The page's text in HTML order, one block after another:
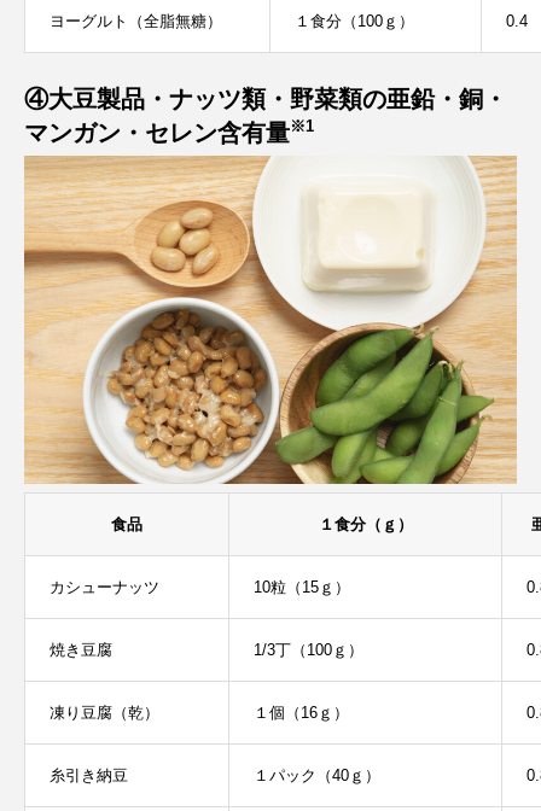
ヨーグルト（全脂無糖） １食分（100ｇ） 0.4
④大豆製品・ナッツ類・野菜類の亜鉛・銅・
マンガン・セレン含有量※1
食品 １食分（ｇ）
カシューナッツ 10粒（15ｇ）
焼き豆腐 1/3丁（100ｇ）
凍り豆腐（乾） １個（16ｇ）
糸引き納豆 １パック（40ｇ）